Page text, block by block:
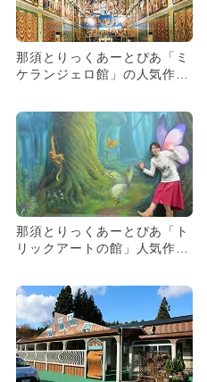
那須とりっくあーとぴあ「ミ
ケランジェロ館」の人気作品
那須とりっくあーとぴあ「ト
リックアートの館」人気作品